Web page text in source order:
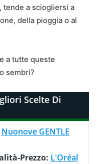
tende a sciogliersi a
della pioggia o al
a tutte queste
sembri?
Scelte Di
Nuonove GENTLE
Prezzo: L'Oréal